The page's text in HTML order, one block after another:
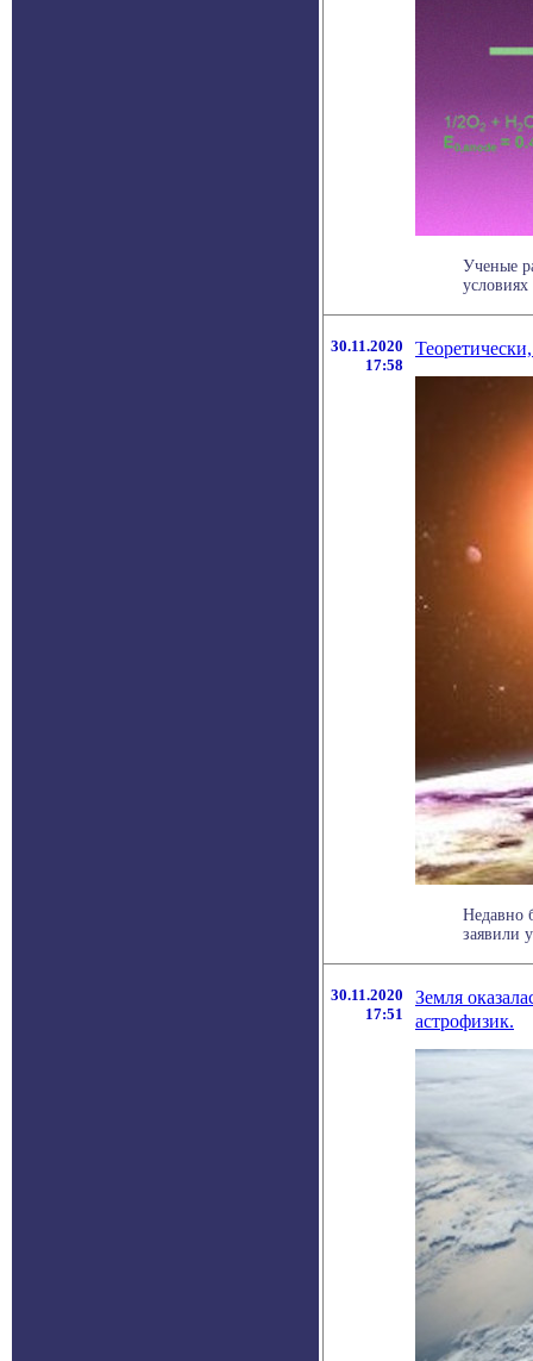
Ученые
30.11.2020
17:58
Недавно
заявили
30.11.2020
17:51
Земля
астрофизик.